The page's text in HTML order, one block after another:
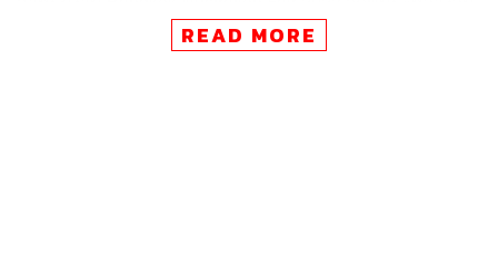
ที่ 7-10 ธันวาคม 2023 เวลา 10.00-20.00 น. ที่ชั้น 1, ชั้น 5
และโถงนิทรรศการหลัก ชั้น 7
READ MORE